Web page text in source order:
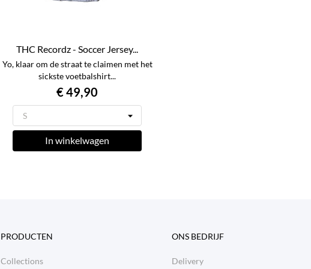
THC Recordz - Soccer Jersey...
Yo, klaar om de straat te claimen met het
sickste voetbalshirt...
€ 49,90
In winkelwagen
PRODUCTEN
Collections
ONS BEDRIJF
Delivery